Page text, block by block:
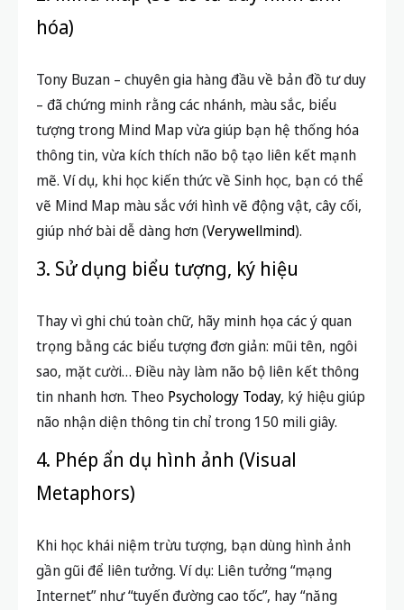
hóa)
Tony Buzan – chuyên gia hàng đầu về bản đồ tư duy
– đã chứng minh rằng các nhánh, màu sắc, biểu
tượng trong Mind Map vừa giúp bạn hệ thống hóa
thông tin, vừa kích thích não bộ tạo liên kết mạnh
mẽ. Ví dụ, khi học kiến thức về Sinh học, bạn có thể
vẽ Mind Map màu sắc với hình vẽ động vật, cây cối,
giúp nhớ bài dễ dàng hơn (Verywellmind).
3. Sử dụng biểu tượng, ký hiệu
Thay vì ghi chú toàn chữ, hãy minh họa các ý quan
trọng bằng các biểu tượng đơn giản: mũi tên, ngôi
sao, mặt cười… Điều này làm não bộ liên kết thông
tin nhanh hơn. Theo Psychology Today, ký hiệu giúp
não nhận diện thông tin chỉ trong 150 mili giây.
4. Phép ẩn dụ hình ảnh (Visual
Metaphors)
Khi học khái niệm trừu tượng, bạn dùng hình ảnh
gần gũi để liên tưởng. Ví dụ: Liên tưởng “mạng
Internet” như “tuyến đường cao tốc”, hay “năng